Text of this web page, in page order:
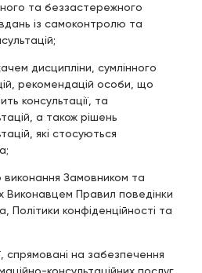
та беззастережного
із самоконтролю та
дисципліни, сумлінного
рекомендацій особи, що
консультації, та
а також рішень
які стосуються
виконання Замовником та
Виконавцем Правил поведінки
конфіденційності та
спрямовані на забезпечення